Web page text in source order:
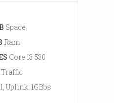
Space
Ram
Core i3 530
Traffic
Uplink: 1GBbs